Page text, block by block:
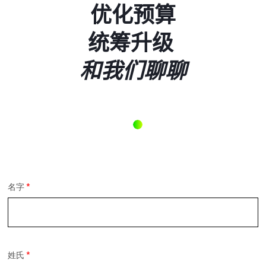
优化预算
统筹升级
和我们聊聊